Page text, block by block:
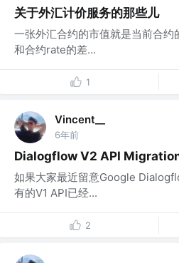
关于外汇计价服务的那些儿
一张外汇合约的市值就是当前合
和合约rate的差...
1
Vincent__
6年前
Dialogflow V2 API
如果大家最近留意Google
有的V1 API已经...
2